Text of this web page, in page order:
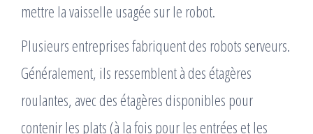
mettre la vaisselle usagée sur le robot.
Plusieurs entreprises fabriquent des robots serveurs.
Généralement, ils ressemblent à des étagères
roulantes, avec des étagères disponibles pour
contenir les plats (à la fois pour les entrées et les